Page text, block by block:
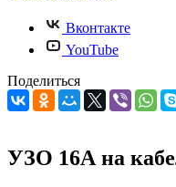
Вконтакте
YouTube
Поделиться
УЗО 16А на